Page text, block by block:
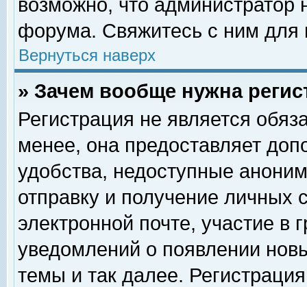
возможно, что
форума. Свяжитесь с ним для
Вернуться наверх
» Зачем вообще нужна
Регистрация не является
менее, она предоставляет
удобства, недоступные
отправку и получение личных
электронной почте, участие в
уведомлений о появлении
темы и так далее.